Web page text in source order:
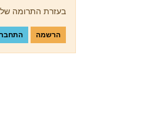
בעזרת התרומה
הרשמה